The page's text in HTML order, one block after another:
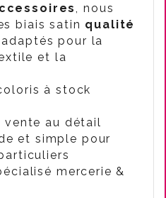
, nous
biais satin qualité
, adaptés pour la
et la
à stock
vente au détail
et simple pour
mercerie &